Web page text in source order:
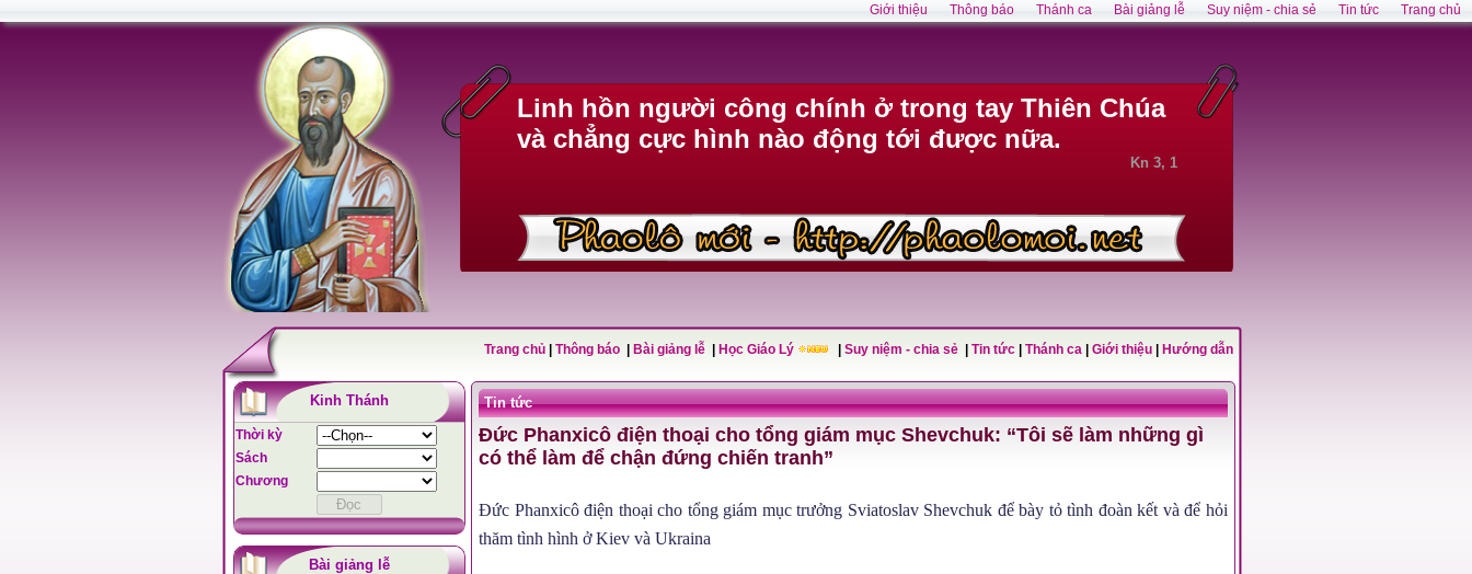
Linh hồn người công chính ở trong tay Thiên Chúa
và chẳng cực hình nào động tới được nữa.
Kn 3, 1
Trang chủ Thông báo Bài giảng lễ Học Giáo Lý Suy niệm - chia sẻ Tin tức Thánh ca Giới thiệu Hướng dẫn
Kinh Thánh
Thời kỳ
Sách
Chương
Bài giảng lễ
Tin tức
Đức Phanxicô điện thoại cho tổng giám mục Shevchuk: “Tôi sẽ làm những gì
có thể làm để chận đứng chiến tranh”
Đức Phanxicô điện thoại cho tổng giám mục trưởng Sviatoslav Shevchuk để bày tỏ tình đoàn kết và để hỏi
thăm tình hình ở Kiev và Ukraina
Trang chủ
Tin tức
Suy niệm - chia sẻ
Bài giảng lễ
Thánh ca
Thông báo
Giới thiệu